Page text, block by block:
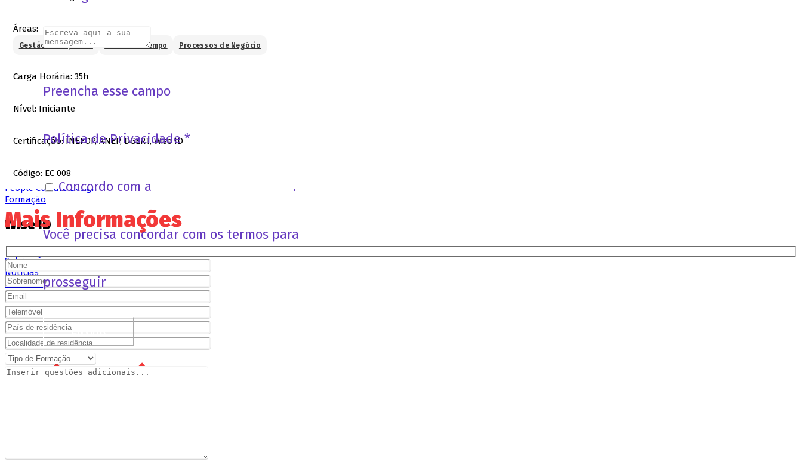
Preencha esse campo
Política de Privacidade*
Concordo com a .
Você precisa concordar com os termos para
prosseguir
ENVIAR
Áreas:
Gestão de Empresas Gestão de Tempo Processos de Negócio
Carga Horária: 35h
Nível: Iniciante
Certificação:INEFOP, ANEP, DGERT, Wise ID
Código: EC 008
Mais Informações
Recrutamento
Oportunidades de Emprego
Oportunidades de Angariação
Candidatura Espontânea
Quer desenvolver a sua Carreira?
Empresas
Solicitação de Talento
People Culture Design
Formação
Wise ID
Sobre nós
Notícias
Contatos
Linkedin